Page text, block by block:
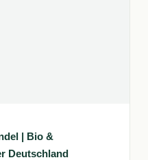
| Bio &
Deutschland